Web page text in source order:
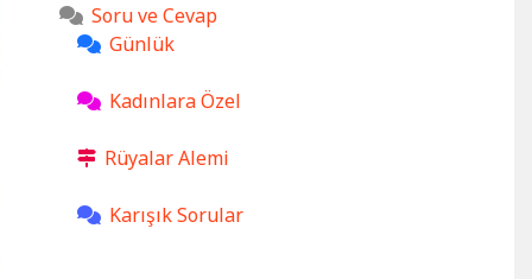
Soru ve Cevap
Günlük
Kadınlara Özel
Rüyalar Alemi
Karışık Sorular